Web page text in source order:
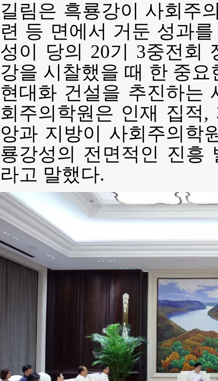
길림은 흑룡강이 사회주
련 등 면에서 거둔 성과
성이 당의 20기 3중전회
강을 시찰했을 때 한 중
현대화 건설을 추진하는
회주의학원은 인재 집적
앙과 지방이 사회주의학
룡강성의 전면적인 진흥
라고 말했다.